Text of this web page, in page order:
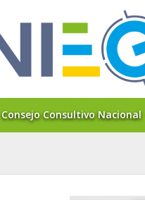
Consejo Consultivo Nacional